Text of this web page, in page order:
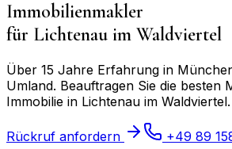
Immobilienmakler
für Lichtenau im Waldviertel
Über 15 Jahre Erfahrung in
Umland. Beauftragen Sie die besten
Immobilie in Lichtenau im Waldviertel.
Rückruf anfordern
+49 89